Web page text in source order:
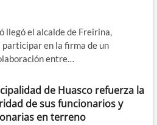
llegó el alcalde de Freirina,
participar en la firma de un
entre…
de Huasco refuerza la
de sus funcionarios y
en terreno